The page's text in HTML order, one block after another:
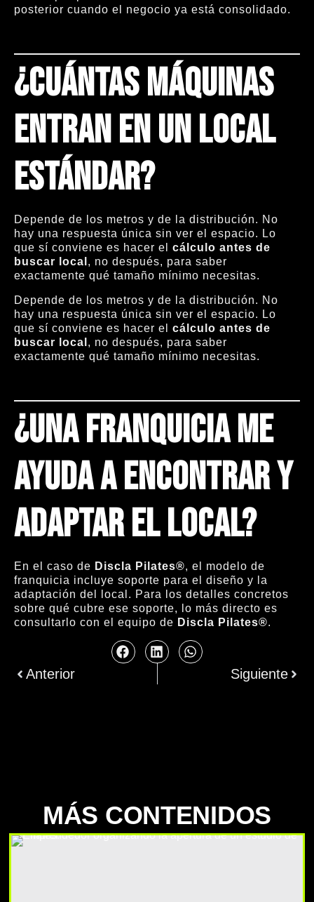
posterior cuando el negocio ya está consolidado.
¿Cuántas máquinas
entran en un local
estándar?
Depende de los metros y de la distribución. No
hay una respuesta única sin ver el espacio. Lo
que sí conviene es hacer el cálculo antes de
buscar local , no después, para saber
exactamente qué tamaño mínimo necesitas.
Depende de los metros y de la distribución. No
hay una respuesta única sin ver el espacio. Lo
que sí conviene es hacer el cálculo antes de
buscar local , no después, para saber
exactamente qué tamaño mínimo necesitas.
¿Una franquicia me
ayuda a encontrar y
adaptar el local?
En el caso de Discla Pilates®, el modelo de
franquicia incluye soporte para el diseño y la
adaptación del local. Para los detalles concretos
sobre qué cubre ese soporte, lo más directo es
consultarlo con el equipo de Discla Pilates®.
Anterior Siguiente
MÁS CONTENIDOS